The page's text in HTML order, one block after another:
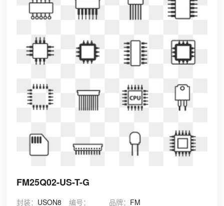
FM25Q02-US-T-G
封装： USON8 编号： 品牌： FM